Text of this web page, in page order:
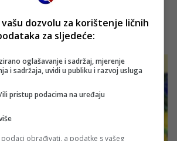
vašu dozvolu za korištenje ličnih
za sljedeće:
oglašavanje i sadržaj, mjerenje
i sadržaja, uvidi u publiku i razvoj usluga
ili pristup podacima na uređaju
obrađivati, a podatke s vašeg